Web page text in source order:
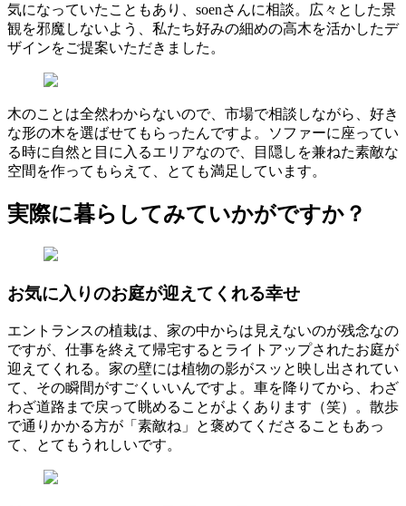
気になっていたこともあり、soenさんに相談。広々とした景
観を邪魔しないよう、私たち好みの細めの高木を活かしたデ
ザインをご提案いただきました。
木のことは全然わからないので、市場で相談しながら、好き
な形の木を選ばせてもらったんですよ。ソファーに座ってい
る時に自然と目に入るエリアなので、目隠しを兼ねた素敵な
空間を作ってもらえて、とても満足しています。
実際に暮らしてみていかがですか？
お気に入りのお庭が迎えてくれる幸せ
エントランスの植栽は、家の中からは見えないのが残念なの
ですが、仕事を終えて帰宅するとライトアップされたお庭が
迎えてくれる。家の壁には植物の影がスッと映し出されてい
て、その瞬間がすごくいいんですよ。車を降りてから、わざ
わざ道路まで戻って眺めることがよくあります（笑）。散歩
で通りかかる方が「素敵ね」と褒めてくださることもあっ
て、とてもうれしいです。